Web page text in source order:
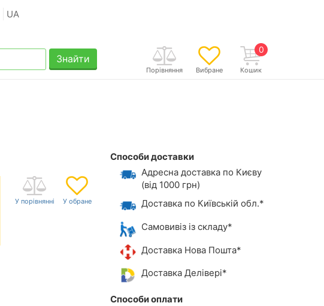
UA
0
Кошик
Вибране
Порівняння
Знайти
Способи доставки
Адресна доставка по Києву
(від 1000 грн)
Доставка по Київській обл.*
Самовивіз із складу*
Доставка Нова Пошта*
Доставка Делівері*
Способи оплати